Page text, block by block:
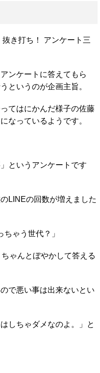
抜き打ち！ アンケート三
ンケートに答えてもら
というのが企画主旨。
てはにかんだ様子の佐藤
なっているようです。
というアンケートです
LINEの回数が増えました
ゃう世代？」
ゃんとぼやかして答える
で悪い事は出来ないとい
しちゃダメなのよ。」と